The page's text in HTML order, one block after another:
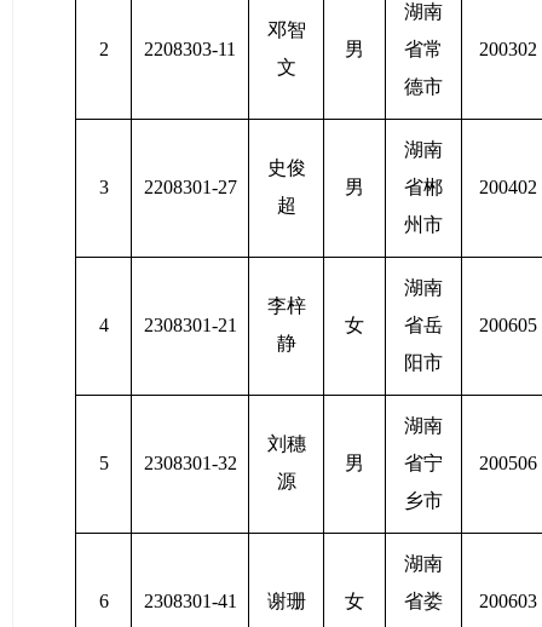
2 2208303-11
邓智
文
男
湖南
省常
德市
200302
3 2208301-27
史俊
超
男
湖南
省郴
州市
200402
4 2308301-21
李梓
静
女
湖南
省岳
阳市
200605
5 2308301-32
刘穗
源
男
湖南
省宁
乡市
200506
6 2308301-41 谢珊 女
湖南
省娄
200603